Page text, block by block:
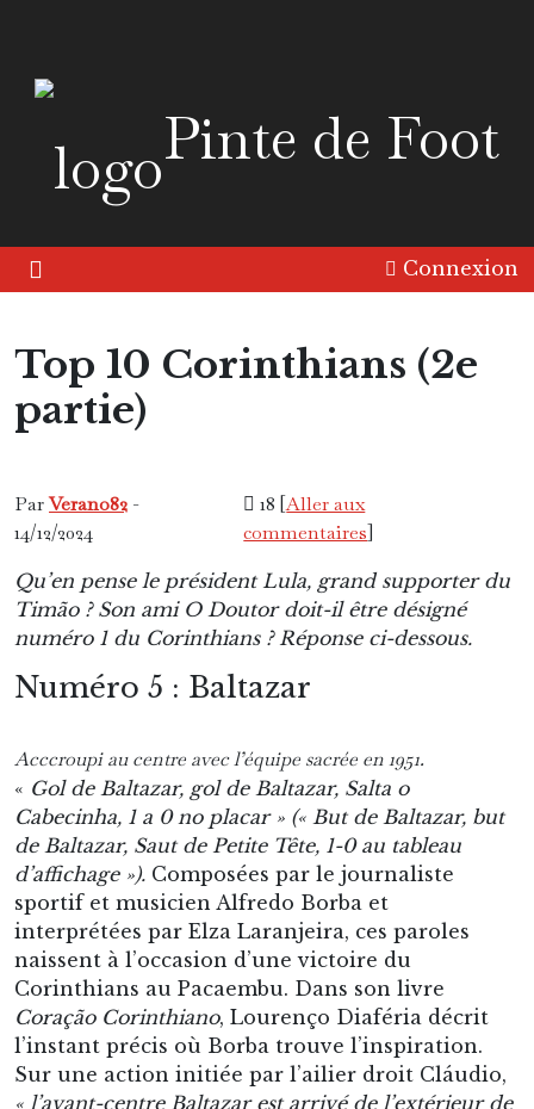
Pinte de Foot
Connexion
Top 10 Corinthians (2e
partie)
Amérique Les Tops
ParVerano82 -
14/12/2024
18 [Aller aux
commentaires]
Qu’en pense le président Lula, grand supporter du
Timão ? Son ami O Doutor doit-il être désigné
numéro 1 du Corinthians ? Réponse ci-dessous.
Numéro 5 : Baltazar
Acccroupi au centre avec l’équipe sacrée en 1951.
« Gol de Baltazar, gol de Baltazar, Salta o
Cabecinha, 1 a 0 no placar » (« But de Baltazar, but
de Baltazar, Saut de Petite Tête, 1-0 au tableau
d’affichage »). Composées par le journaliste
sportif et musicien Alfredo Borba et
interprétées par Elza Laranjeira, ces paroles
naissent à l’occasion d’une victoire du
Corinthians au Pacaembu. Dans son livre
Coração Corinthiano, Lourenço Diaféria décrit
l’instant précis où Borba trouve l’inspiration.
Sur une action initiée par l’ailier droit Cláudio,
« l’avant-centre Baltazar est arrivé de l’extérieur de